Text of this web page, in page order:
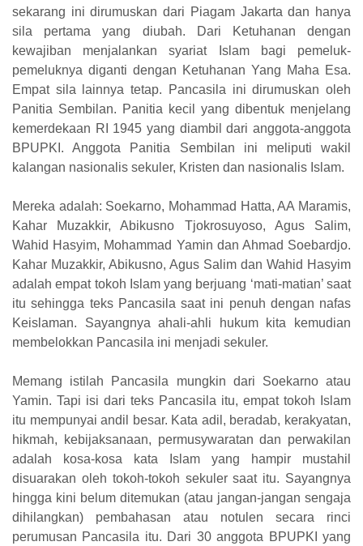
sekarang ini dirumuskan dari Piagam Jakarta dan hanya
sila pertama yang diubah. Dari Ketuhanan dengan
kewajiban menjalankan syariat Islam bagi pemeluk-
pemeluknya diganti dengan Ketuhanan Yang Maha Esa.
Empat sila lainnya tetap. Pancasila ini dirumuskan oleh
Panitia Sembilan. Panitia kecil yang dibentuk menjelang
kemerdekaan RI 1945 yang diambil dari anggota-anggota
BPUPKI. Anggota Panitia Sembilan ini meliputi wakil
kalangan nasionalis sekuler, Kristen dan nasionalis Islam.
Mereka adalah: Soekarno, Mohammad Hatta, AA Maramis,
Kahar Muzakkir, Abikusno Tjokrosuyoso, Agus Salim,
Wahid Hasyim, Mohammad Yamin dan Ahmad Soebardjo.
Kahar Muzakkir, Abikusno, Agus Salim dan Wahid Hasyim
adalah empat tokoh Islam yang berjuang ‘mati-matian’ saat
itu sehingga teks Pancasila saat ini penuh dengan nafas
Keislaman. Sayangnya ahali-ahli hukum kita kemudian
membelokkan Pancasila ini menjadi sekuler.
Memang istilah Pancasila mungkin dari Soekarno atau
Yamin. Tapi isi dari teks Pancasila itu, empat tokoh Islam
itu mempunyai andil besar. Kata adil, beradab, kerakyatan,
hikmah, kebijaksanaan, permusywaratan dan perwakilan
adalah kosa-kosa kata Islam yang hampir mustahil
disuarakan oleh tokoh-tokoh sekuler saat itu. Sayangnya
hingga kini belum ditemukan (atau jangan-jangan sengaja
dihilangkan) pembahasan atau notulen secara rinci
perumusan Pancasila itu. Dari 30 anggota BPUPKI yang